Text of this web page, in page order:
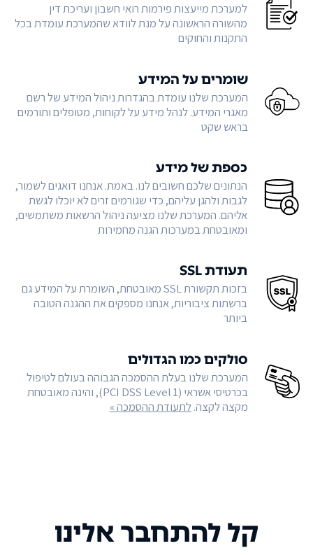
למערכת מייעצות פירמות רואי חשבון ועריכת דין
מהשורה הראשונה על מנת לוודא שהמערכת עומדת בכל
התקנות והחוקים
שומרים על המידע
המערכת שלנו עומדת בהגדרות ניהול המידע של רשם
מאגרי המידע. לנהל מידע על לקוחות, מטופלים ותורמים
בראש שקט
כספת של מידע
הנתונים שלכם חשובים לנו. באמת. אנחנו דואגים לשמור,
לגבות ולהגן עליהם, כדי שגורמים זרים לא יוכלו לגשת
אליהם. המערכת שלנו מציעה ניהול הרשאות משתמשים,
ומאובטחת במערכות הגנה מחמירות
תעודת SSL
בזכות תקשורת SSL מאובטחת, השומרת על המידע גם
ברשתות ציבוריות, אנחנו מספקים את ההגנה הטובה
ביותר
סולקים כמו הגדולים
המערכת שלנו בעלת ההסמכה הגבוהה בעולם לטיפול
בכרטיסי אשראי (PCI DSS Level 1), והינה מאובטחת
מקצה לקצה.לתעודת ההסמכה »
קל להתחבר אלינו